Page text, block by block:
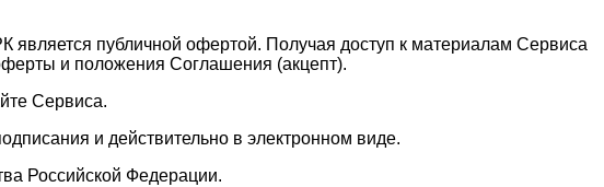
является публичной офертой. Получая доступ к материалам Сервиса
и положения Соглашения (акцепт).
Сервиса.
и действительно в электронном виде.
Российской Федерации.